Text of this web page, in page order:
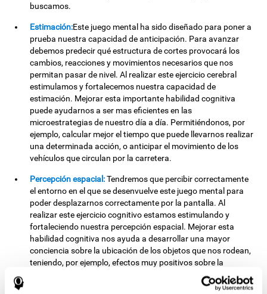
buscamos.
Estimación:Este juego mental ha sido diseñado para poner a
prueba nuestra capacidad de anticipación. Para avanzar
debemos predecir qué estructura de cortes provocará los
cambios, reacciones y movimientos necesarios que nos
permitan pasar de nivel. Al realizar este ejercicio cerebral
estimulamos y fortalecemos nuestra capacidad de
estimación. Mejorar esta importante habilidad cognitiva
puede ayudarnos a ser mas eficientes en las
microestrategias de nuestro día a día. Permitiéndonos, por
ejemplo, calcular mejor el tiempo que puede llevarnos realizar
una determinada acción, o anticipar el movimiento de los
vehículos que circulan por la carretera.
Percepción espacial:Tendremos que percibir correctamente
el entorno en el que se desenvuelve este juego mental para
poder desplazarnos correctamente por la pantalla. Al
realizar este ejercicio cognitivo estamos estimulando y
fortaleciendo nuestra percepción espacial. Mejorar esta
habilidad cognitiva nos ayuda a desarrollar una mayor
conciencia sobre la ubicación de los objetos que nos rodean,
teniendo, por ejemplo, efectos muy positivos sobre la
capacidad de orientación espacial y minimizando los
posibles tropiezos. La percepción espacial es muy